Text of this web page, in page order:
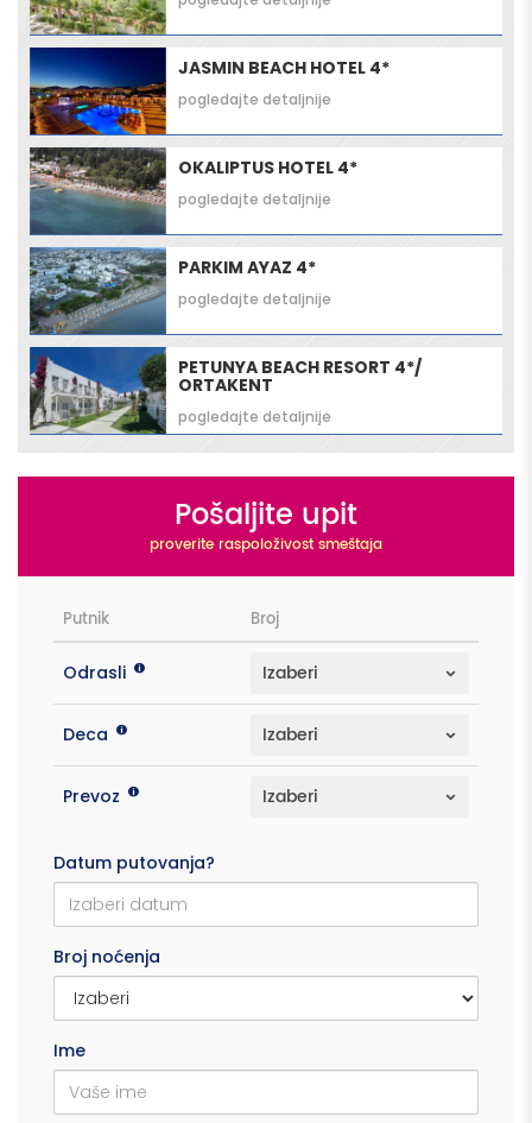
JASMIN BEACH HOTEL 4*
pogledajte detaljnije
OKALIPTUS HOTEL 4*
pogledajte detaljnije
PARKIM AYAZ 4*
pogledajte detaljnije
PETUNYA BEACH RESORT 4*/
ORTAKENT
pogledajte detaljnije
Pošaljite upit
proverite raspoloživost smeštaja
Putnik Broj
Odrasli
Deca
Prevoz
Datum putovanja?
Broj noćenja
Ime